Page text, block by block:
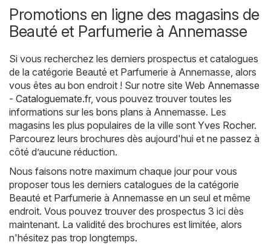
Promotions en ligne des magasins de
Beauté et Parfumerie à Annemasse
Si vous recherchez les derniers prospectus et catalogues
de la catégorie Beauté et Parfumerie à Annemasse, alors
vous êtes au bon endroit ! Sur notre site Web Annemasse
- Cataloguemate.fr, vous pouvez trouver toutes les
informations sur les bons plans à Annemasse. Les
magasins les plus populaires de la ville sont Yves Rocher.
Parcourez leurs brochures dès aujourd'hui et ne passez à
côté d’aucune réduction.
Nous faisons notre maximum chaque jour pour vous
proposer tous les derniers catalogues de la catégorie
Beauté et Parfumerie à Annemasse en un seul et même
endroit. Vous pouvez trouver des prospectus 3 ici dès
maintenant. La validité des brochures est limitée, alors
n'hésitez pas trop longtemps.